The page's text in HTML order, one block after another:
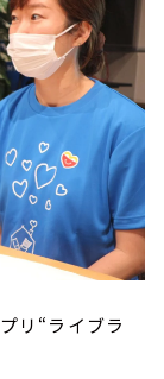
リ“ライブラ